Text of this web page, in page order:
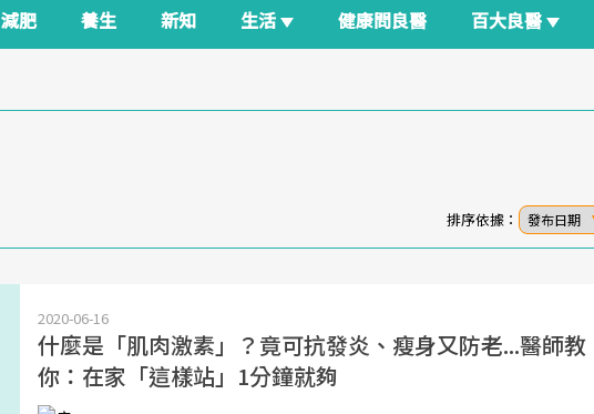
減肥 養生 新知 生活 健康問良醫 百大良醫
排序依據： 發布日期
2020-06-16
什麼是「肌肉激素」？竟可抗發炎、瘦身又防老...醫師教
你：在家「這樣站」1分鐘就夠
面對超高齡社會的浪潮，台灣正在快速邁
向「健康照護」的新時代。隨著國家政策
良醫生活祭
2025年，就到良醫生活祭體驗「一站式健
康新生活」，從講座、體驗到運動，全面